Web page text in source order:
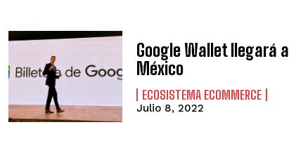
Google Wallet llegará a
México
ECOSISTEMA ECOMMERCE
Julio 8, 2022